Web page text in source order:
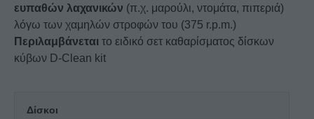
ευπαθών λαχανικών (π.χ. μαρούλι, ντομάτα, πιπεριά)
λόγω των χαμηλών στροφών του (375 r.p.m.)
Περιλαμβάνεται το ειδικό σετ καθαρίσματος δίσκων
κύβων D-Clean kit
Δίσκοι